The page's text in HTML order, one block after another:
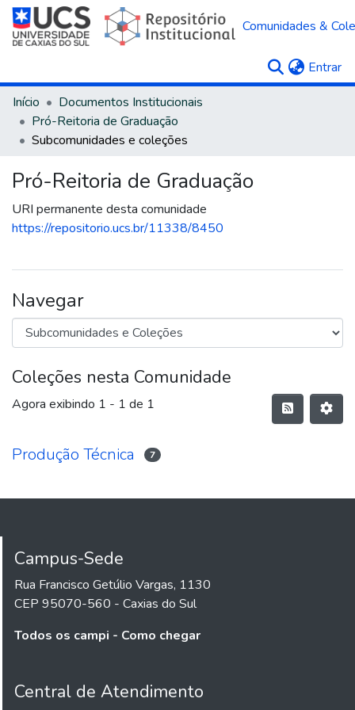
Comunidades &
Entrar
Início
Documentos Institucionais
Pró-Reitoria de Graduação
Subcomunidades e coleções
Pró-Reitoria de Graduação
URI permanente desta comunidade
https://repositorio.ucs.br/11338/8450
Navegar
Coleções nesta Comunidade
Agora exibindo 1 - 1 de 1
Produção Técnica 7
Campus-Sede
Rua Francisco Getúlio Vargas, 1130
CEP 95070-560 - Caxias do Sul
Todos os campi - Como chegar
Central de Atendimento